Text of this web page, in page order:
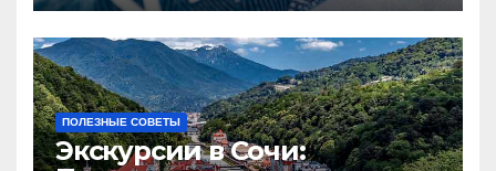
ПОЛЕЗНЫЕ СОВЕТЫ
Экскурсии в Сочи: